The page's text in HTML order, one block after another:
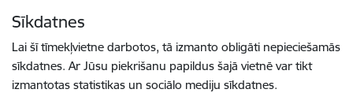
Sīkdatnes
Lai šī tīmekļvietne darbotos, tā izmanto obligāti nepieciešamās
sīkdatnes. Ar Jūsu piekrišanu papildus šajā vietnē var tikt
izmantotas statistikas un sociālo mediju sīkdatnes.